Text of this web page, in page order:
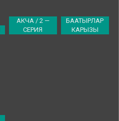
АКЧА / 2 —
СЕРИЯ
БААТЫРЛАР
КАРЫЗЫ